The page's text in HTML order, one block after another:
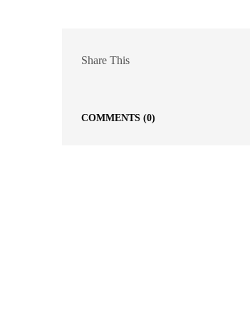
Share This
COMMENTS (0)